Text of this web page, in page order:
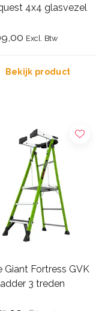
4x4 glasvezel
Excl. Btw
Bekijk product
Giant Fortress GVK
3 treden